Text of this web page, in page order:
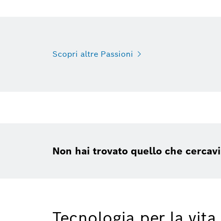
Scopri altre Passioni
Non hai trovato quello che